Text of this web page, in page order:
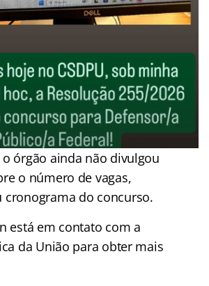
órgão ainda não divulgou
o número de vagas,
cronograma do concurso.
está em contato com a
da União para obter mais